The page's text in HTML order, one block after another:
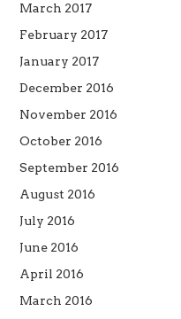
March 2017
February 2017
January 2017
December 2016
November 2016
October 2016
September 2016
August 2016
July 2016
June 2016
April 2016
March 2016